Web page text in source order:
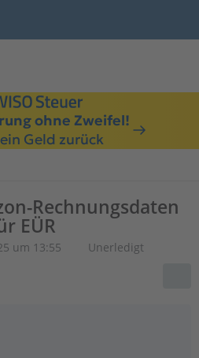
ohne Zweifel!
Geld zurück
Rechnungsdaten
EÜR
um 13:55 Unerledigt